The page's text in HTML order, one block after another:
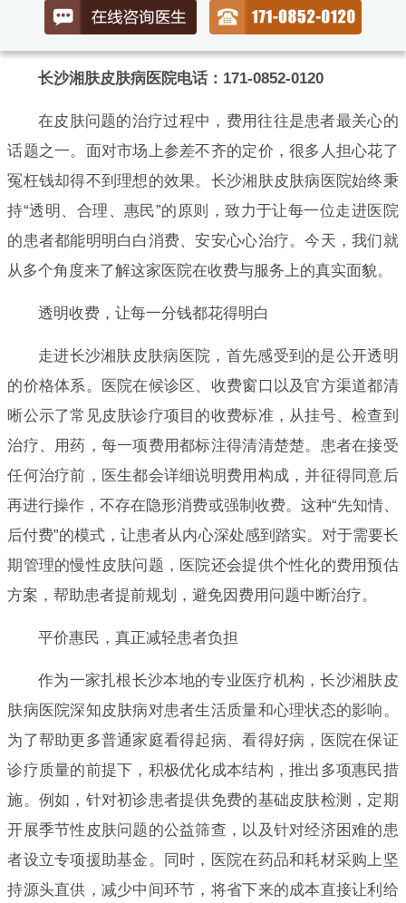
长沙湘肤皮肤病医院电话：171-0852-0120
在皮肤问题的治疗过程中，费用往往是患者最关心的
话题之一。面对市场上参差不齐的定价，很多人担心花了
冤枉钱却得不到理想的效果。长沙湘肤皮肤病医院始终秉
持“透明、合理、惠民”的原则，致力于让每一位走进医院
的患者都能明明白白消费、安安心心治疗。今天，我们就
从多个角度来了解这家医院在收费与服务上的真实面貌。
透明收费，让每一分钱都花得明白
走进长沙湘肤皮肤病医院，首先感受到的是公开透明
的价格体系。医院在候诊区、收费窗口以及官方渠道都清
晰公示了常见皮肤诊疗项目的收费标准，从挂号、检查到
治疗、用药，每一项费用都标注得清清楚楚。患者在接受
任何治疗前，医生都会详细说明费用构成，并征得同意后
再进行操作，不存在隐形消费或强制收费。这种“先知情、
后付费”的模式，让患者从内心深处感到踏实。对于需要长
期管理的慢性皮肤问题，医院还会提供个性化的费用预估
方案，帮助患者提前规划，避免因费用问题中断治疗。
平价惠民，真正减轻患者负担
作为一家扎根长沙本地的专业医疗机构，长沙湘肤皮
肤病医院深知皮肤病对患者生活质量和心理状态的影响。
为了帮助更多普通家庭看得起病、看得好病，医院在保证
诊疗质量的前提下，积极优化成本结构，推出多项惠民措
施。例如，针对初诊患者提供免费的基础皮肤检测，定期
开展季节性皮肤问题的公益筛查，以及针对经济困难的患
者设立专项援助基金。同时，医院在药品和耗材采购上坚
持源头直供，减少中间环节，将省下来的成本直接让利给